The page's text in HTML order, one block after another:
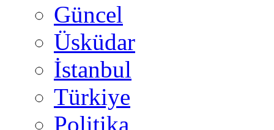
Güncel
Üsküdar
İstanbul
Türkiye
Politika